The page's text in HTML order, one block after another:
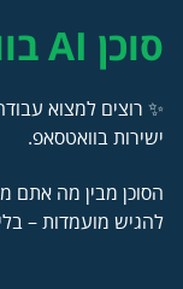
סוכן AI בוואטסאפ
✨ רוצים למצוא
ישירות בוואטסאפ.
הסוכן מבין מה אתם
להגיש מועמדות –